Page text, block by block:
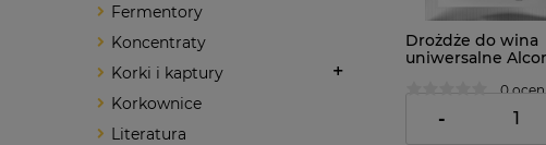
Fermentory
Koncentraty
Korki i kaptury
Korkownice
Literatura
Drożdże do wina
uniwersalne
0 ocen
4,99 zł
-